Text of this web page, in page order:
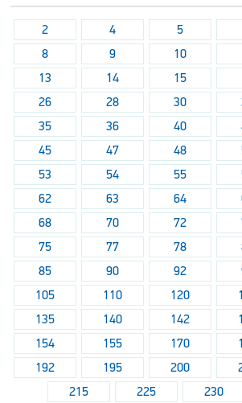
2 4 5
8
9 10
13
14 15
26
28 30
35
36 40
45
47 48
53
54 55
62
63 64
68
70 72
75
77 78
85
90 92
105
110 120
135
140 142
154
155 170
192
195 200
215
225 230